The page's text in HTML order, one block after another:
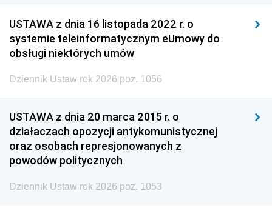
USTAWA z dnia 16 listopada 2022 r. o
systemie teleinformatycznym eUmowy do
obsługi niektórych umów
Dziennik Ustaw rok 2026 poz. 1056
USTAWA z dnia 20 marca 2015 r. o
działaczach opozycji antykomunistycznej
oraz osobach represjonowanych z
powodów politycznych
Dziennik Ustaw rok 2026 poz. 1053